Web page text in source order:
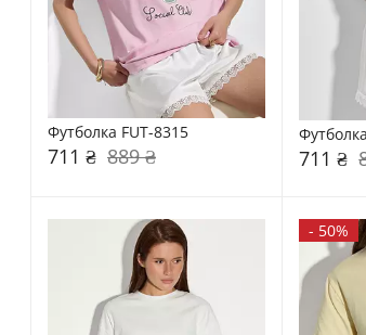
Футболка FUT-8315
711 ₴ 889 ₴ 711 ₴
- 50%